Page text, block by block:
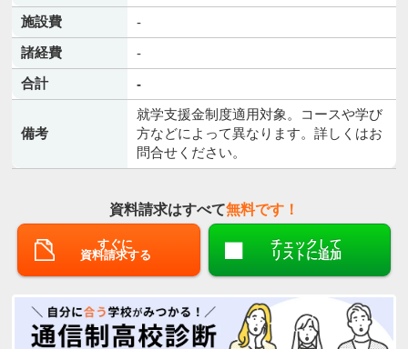
施設費
-
諸経費
-
合計
-
備考
就学支援金制度適用対象。コースや学び
方などによって異なります。詳しくはお
問合せください。
資料請求はすべて無料です！
すぐに
資料請求する
チェックして
リストに追加